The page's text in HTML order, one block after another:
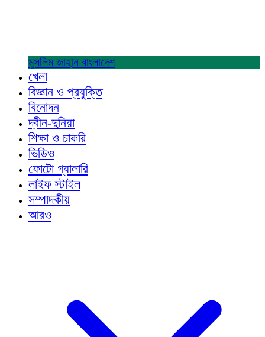
মুসলিম জাহান বাংলাদেশ
খেলা
বিজ্ঞান ও প্রযুক্তি
বিনোদন
দ্বীন-দুনিয়া
শিক্ষা ও চাকরি
ভিডিও
ফোটো গ্যালারি
লাইফ স্টাইল
সম্পাদকীয়
আরও